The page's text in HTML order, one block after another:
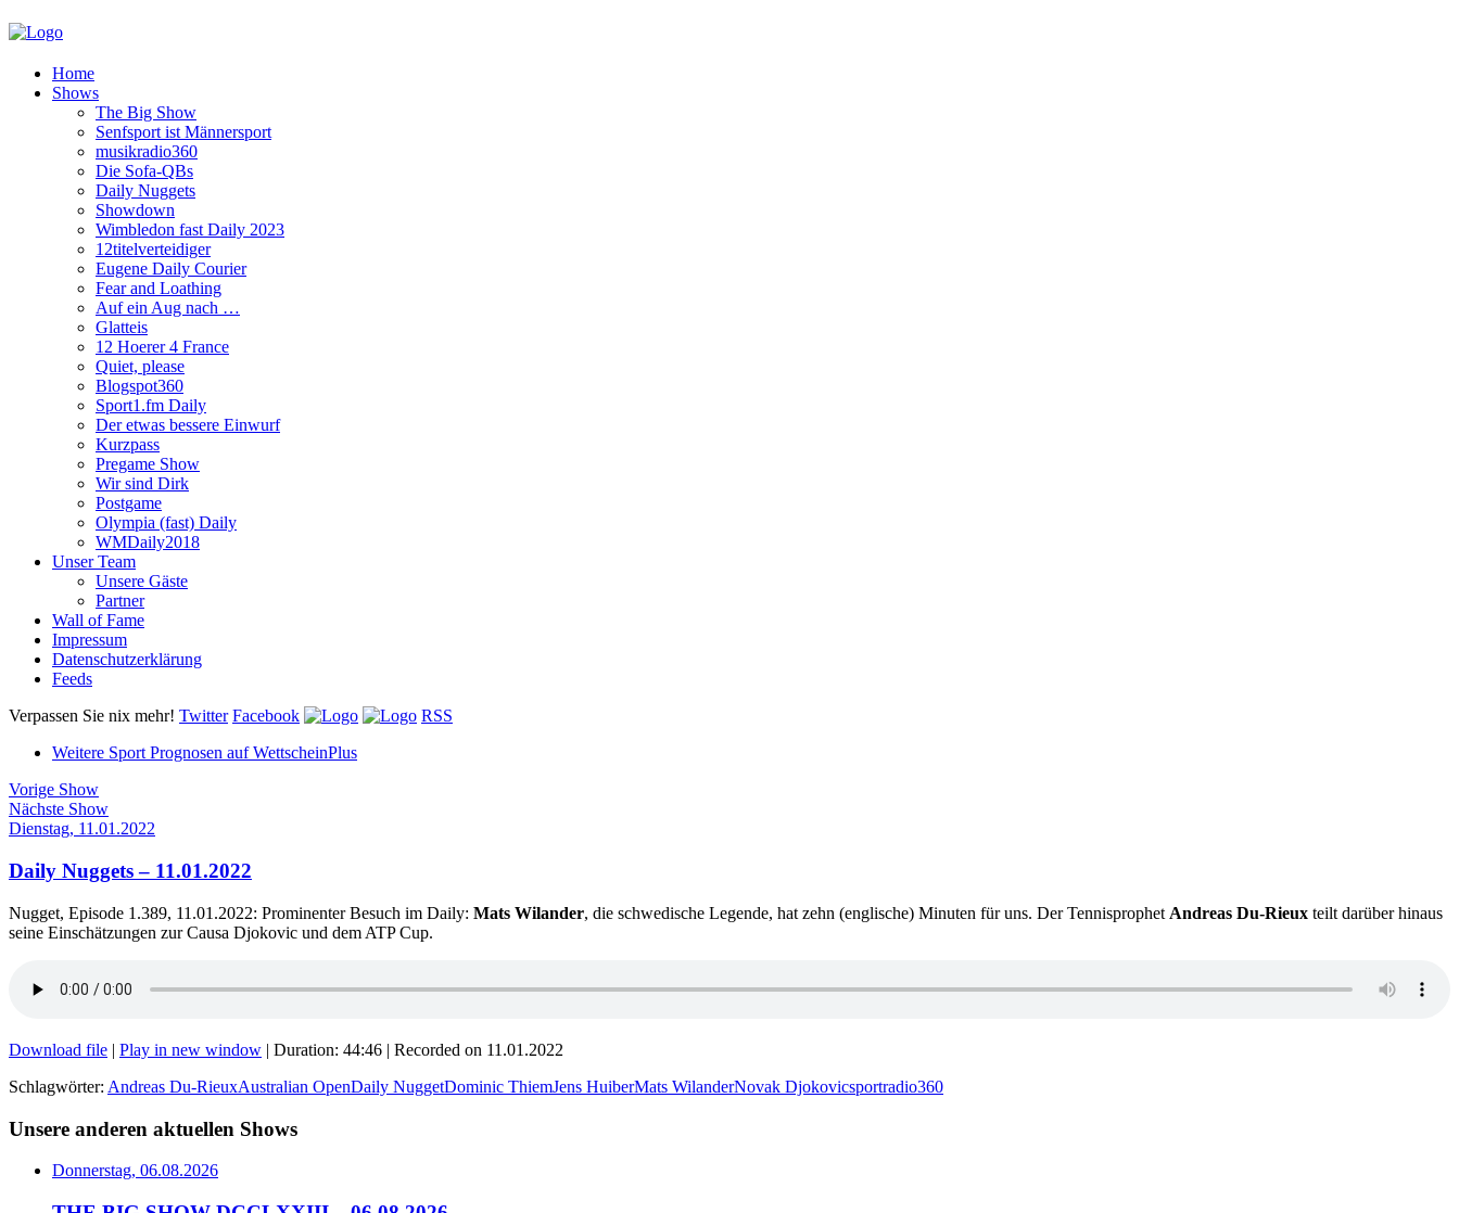
Home
Shows
The Big Show
Senfsport ist Männersport
musikradio360
Die Sofa-QBs
Daily Nuggets
Showdown
Wimbledon fast Daily 2023
12titelverteidiger
Eugene Daily Courier
Fear and Loathing
Auf ein Aug nach …
Glatteis
12 Hoerer 4 France
Quiet, please
Blogspot360
Sport1.fm Daily
Der etwas bessere Einwurf
Kurzpass
Pregame Show
Wir sind Dirk
Postgame
Olympia (fast) Daily
WMDaily2018
Unser Team
Unsere Gäste
Partner
Wall of Fame
Impressum
Datenschutzerklärung
Feeds
Verpassen Sie nix mehr! Twitter Facebook
RSS
Weitere Sport Prognosen auf WettscheinPlus
Vorige Show
Nächste Show
Dienstag, 11.01.2022
Daily Nuggets – 11.01.2022
Nugget, Episode 1.389, 11.01.2022: Prominenter Besuch im Daily: Mats Wilander, die schwedische Legende, hat zehn (englische) Minuten für uns. Der Tennisprophet Andreas Du-Rieux teilt darüber hinaus
seine Einschätzungen zur Causa Djokovic und dem ATP Cup.
Download file | Play in new window | Duration: 44:46 | Recorded on 11.01.2022
Schlagwörter: Andreas Du-RieuxAustralian OpenDaily NuggetDominic ThiemJens HuiberMats WilanderNovak Djokovicsportradio360
Unsere anderen aktuellen Shows
Donnerstag, 06.08.2026